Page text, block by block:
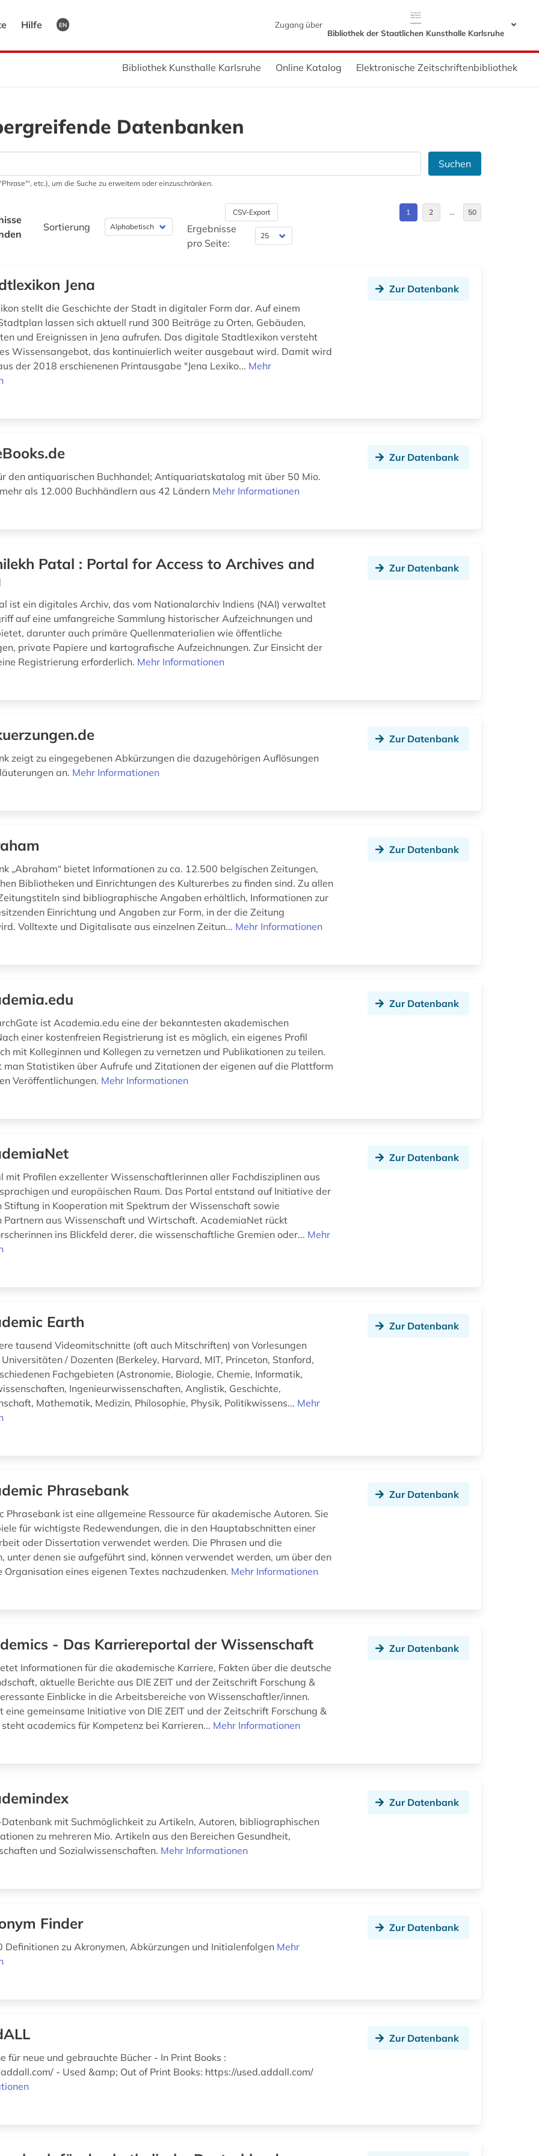
Hilfe EN
Zugang über
Bibliothek der Staatlichen Kunsthalle Karlsruhe
Bibliothek Kunsthalle Karlsruhe Online Katalog Elektronische Zeitschriftenbibliothek
Datenbanken
Suchen
etc.), um die Suche zu erweitern oder einzuschränken.
Sortierung
CSV-Export
Ergebnisse
pro Seite:
1 2 … 50
Jena
stellt die Geschichte der Stadt in digitaler Form dar. Auf einem
lassen sich aktuell rund 300 Beiträge zu Orten, Gebäuden,
und Ereignissen in Jena aufrufen. Das digitale Stadtlexikon versteht
Wissensangebot, das kontinuierlich weiter ausgebaut wird. Damit wird
der 2018 erschienenen Printausgabe "Jena Lexiko... Mehr
Zur Datenbank
den antiquarischen Buchhandel; Antiquariatskatalog mit über 50 Mio.
als 12.000 Buchhändlern aus 42 Ländern Mehr Informationen
Zur Datenbank
Patal : Portal for Access to Archives and
ist ein digitales Archiv, das vom Nationalarchiv Indiens (NAI) verwaltet
auf eine umfangreiche Sammlung historischer Aufzeichnungen und
darunter auch primäre Quellenmaterialien wie öffentliche
private Papiere und kartografische Aufzeichnungen. Zur Einsicht der
Registrierung erforderlich. Mehr Informationen
Zur Datenbank
zeigt zu eingegebenen Abkürzungen die dazugehörigen Auflösungen
an. Mehr Informationen
Zur Datenbank
„Abraham“ bietet Informationen zu ca. 12.500 belgischen Zeitungen,
Bibliotheken und Einrichtungen des Kulturerbes zu finden sind. Zu allen
sind bibliographische Angaben erhältlich, Informationen zur
Einrichtung und Angaben zur Form, in der die Zeitung
Volltexte und Digitalisate aus einzelnen Zeitun... Mehr Informationen
Zur Datenbank
ist Academia.edu eine der bekanntesten akademischen
einer kostenfreien Registrierung ist es möglich, ein eigenes Profil
mit Kolleginnen und Kollegen zu vernetzen und Publikationen zu teilen.
man Statistiken über Aufrufe und Zitationen der eigenen auf die Plattform
Veröffentlichungen. Mehr Informationen
Zur Datenbank
mit Profilen exzellenter Wissenschaftlerinnen aller Fachdisziplinen aus
und europäischen Raum. Das Portal entstand auf Initiative der
Stiftung in Kooperation mit Spektrum der Wissenschaft sowie
Partnern aus Wissenschaft und Wirtschaft. AcademiaNet rückt
ins Blickfeld derer, die wissenschaftliche Gremien oder... Mehr
Zur Datenbank
Earth
tausend Videomitschnitte (oft auch Mitschriften) von Vorlesungen
/ Dozenten (Berkeley, Harvard, MIT, Princeton, Stanford,
Fachgebieten (Astronomie, Biologie, Chemie, Informatik,
Ingenieurwissenschaften, Anglistik, Geschichte,
Mathematik, Medizin, Philosophie, Physik, Politikwissens... Mehr
Zur Datenbank
Phrasebank
Phrasebank ist eine allgemeine Ressource für akademische Autoren. Sie
für wichtigste Redewendungen, die in den Hauptabschnitten einer
oder Dissertation verwendet werden. Die Phrasen und die
unter denen sie aufgeführt sind, können verwendet werden, um über den
Organisation eines eigenen Textes nachzudenken. Mehr Informationen
Zur Datenbank
- Das Karriereportal der Wissenschaft
Informationen für die akademische Karriere, Fakten über die deutsche
aktuelle Berichte aus DIE ZEIT und der Zeitschrift Forschung &
Einblicke in die Arbeitsbereiche von Wissenschaftler/innen.
eine gemeinsame Initiative von DIE ZEIT und der Zeitschrift Forschung &
academics für Kompetenz bei Karrieren... Mehr Informationen
Zur Datenbank
mit Suchmöglichkeit zu Artikeln, Autoren, bibliographischen
zu mehreren Mio. Artikeln aus den Bereichen Gesundheit,
und Sozialwissenschaften. Mehr Informationen
Zur Datenbank
Finder
Definitionen zu Akronymen, Abkürzungen und Initialenfolgen Mehr
Zur Datenbank
für neue und gebrauchte Bücher - In Print Books :
- Used &amp; Out of Print Books: https://used.addall.com/
Zur Datenbank